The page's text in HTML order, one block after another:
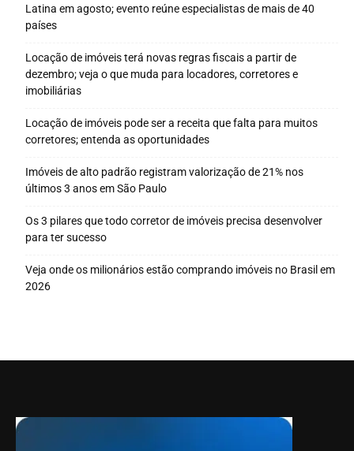
Latina em agosto; evento reúne especialistas de mais de 40
países
Locação de imóveis terá novas regras fiscais a partir de
dezembro; veja o que muda para locadores, corretores e
imobiliárias
Locação de imóveis pode ser a receita que falta para muitos
corretores; entenda as oportunidades
Imóveis de alto padrão registram valorização de 21% nos
últimos 3 anos em São Paulo
Os 3 pilares que todo corretor de imóveis precisa desenvolver
para ter sucesso
Veja onde os milionários estão comprando imóveis no Brasil em
2026